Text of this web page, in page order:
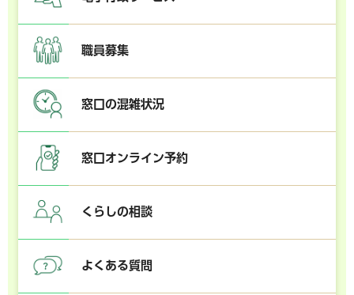
職員募集
窓口の混雑状況
窓口オンライン予約
くらしの相談
よくある質問